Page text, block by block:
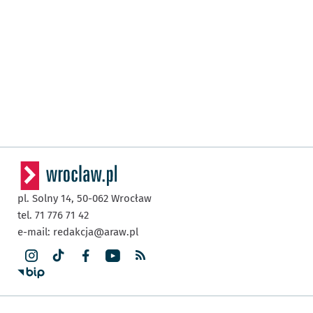
pl. Solny 14, 50-062 Wrocław
tel. 71 776 71 42
e-mail: redakcja@araw.pl